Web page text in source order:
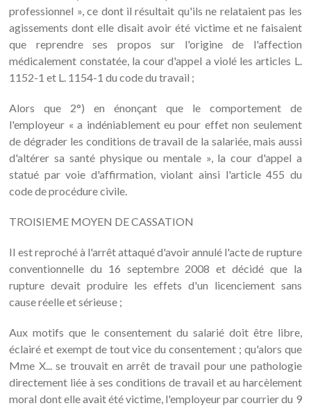
professionnel », ce dont il résultait qu'ils ne relataient pas les
agissements dont elle disait avoir été victime et ne faisaient
que reprendre ses propos sur l'origine de l'affection
médicalement constatée, la cour d'appel a violé les articles L.
1152-1 et L. 1154-1 du code du travail ;
Alors que 2°) en énonçant que le comportement de
l'employeur « a indéniablement eu pour effet non seulement
de dégrader les conditions de travail de la salariée, mais aussi
d'altérer sa santé physique ou mentale », la cour d'appel a
statué par voie d'affirmation, violant ainsi l'article 455 du
code de procédure civile.
TROISIEME MOYEN DE CASSATION
Il est reproché à l'arrêt attaqué d'avoir annulé l'acte de rupture
conventionnelle du 16 septembre 2008 et décidé que la
rupture devait produire les effets d'un licenciement sans
cause réelle et sérieuse ;
Aux motifs que le consentement du salarié doit être libre,
éclairé et exempt de tout vice du consentement ; qu'alors que
Mme X... se trouvait en arrêt de travail pour une pathologie
directement liée à ses conditions de travail et au harcèlement
moral dont elle avait été victime, l'employeur par courrier du 9